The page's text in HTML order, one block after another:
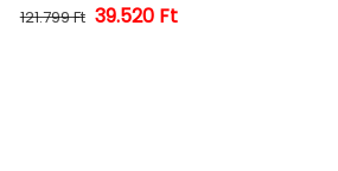
Normál ár
121.799 Ft Kedvezményes ár
39.520 Ft